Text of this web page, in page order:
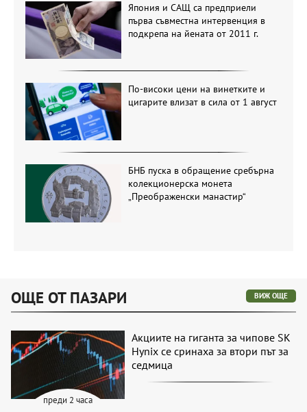
Япония и САЩ са предприели
първа съвместна интервенция в
подкрепа на йената от 2011 г.
По-високи цени на винетките и
цигарите влизат в сила от 1 август
БНБ пуска в обращение сребърна
колекционерска монета
„Преображенски манастир“
ОЩЕ ОТ ПАЗАРИ ВИЖ ОЩЕ
преди 2 часа
Акциите на гиганта за чипове SK
Hynix се сринаха за втори път за
седмица